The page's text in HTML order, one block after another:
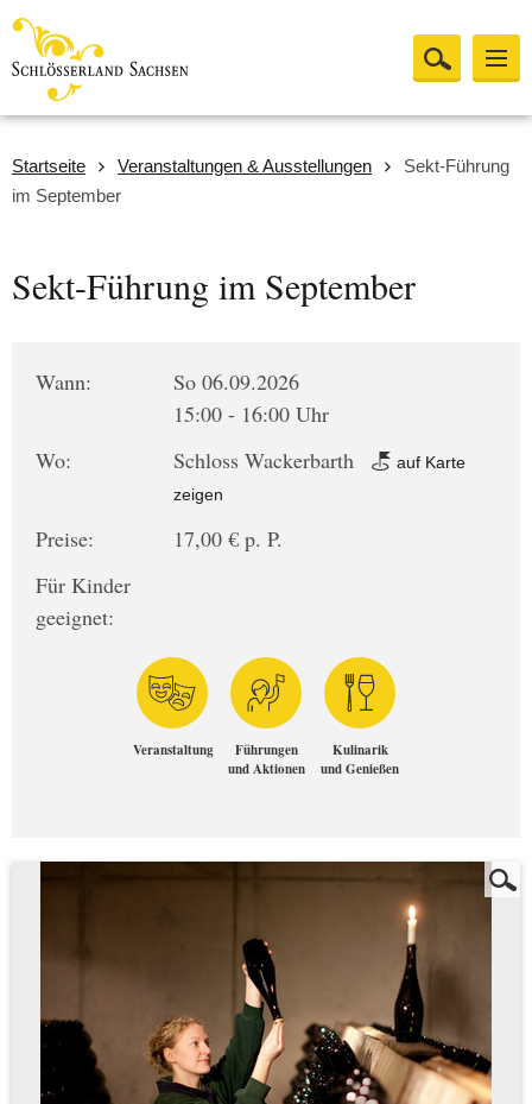
Startseite Veranstaltungen & Ausstellungen
Sekt-Führung
im September
Sekt-Führung im September
Wann:
So 06.09.2026
15:00 - 16:00 Uhr
Wo:
Schloss Wackerbarth
auf Karte
zeigen
Preise:
17,00 € p. P.
Für Kinder
geeignet:
Veranstaltung
Führungen
und Aktionen
Kulinarik
und Genießen